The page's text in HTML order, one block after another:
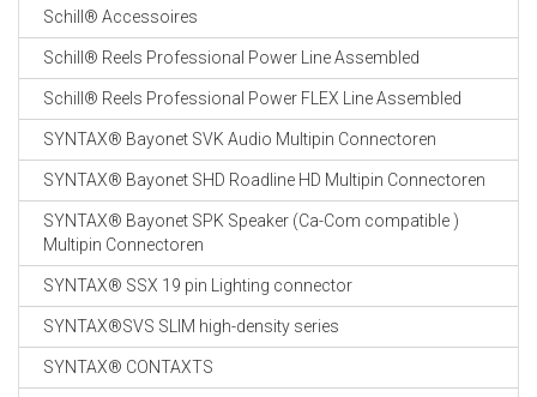
Schill® Accessoires
Schill® Reels Professional Power Line Assembled
Schill® Reels Professional Power FLEX Line Assembled
SYNTAX® Bayonet SVK Audio Multipin Connectoren
SYNTAX® Bayonet SHD Roadline HD Multipin Connectoren
SYNTAX® Bayonet SPK Speaker (Ca-Com compatible )
Multipin Connectoren
SYNTAX® SSX 19 pin Lighting connector
SYNTAX®SVS SLIM high-density series
SYNTAX® CONTAXTS